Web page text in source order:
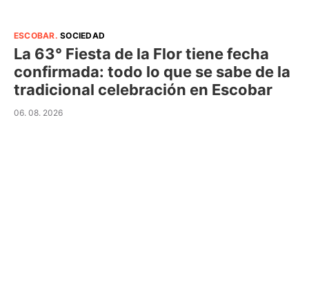
ESCOBAR.SOCIEDAD
La 63° Fiesta de la Flor tiene fecha
confirmada: todo lo que se sabe de la
tradicional celebración en Escobar
06. 08. 2026